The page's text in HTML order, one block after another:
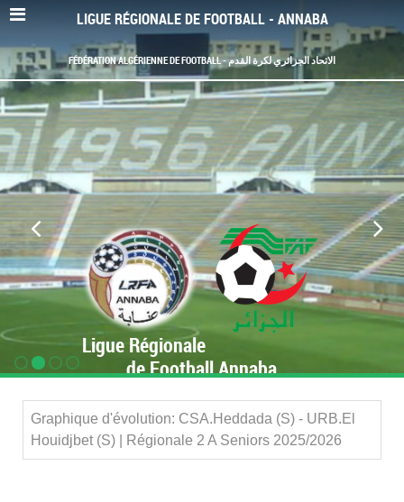
LIGUE RÉGIONALE DE FOOTBALL - ANNABA
FÉDÉRATION ALGÉRIENNE DE FOOTBALL - الاتحاد الجزائري لكرة القدم
Ligue Régionale
de Football Annaba
Graphique d'évolution: CSA.Heddada (S) - URB.El
Houidjbet (S) | Régionale 2 A Seniors 2025/2026